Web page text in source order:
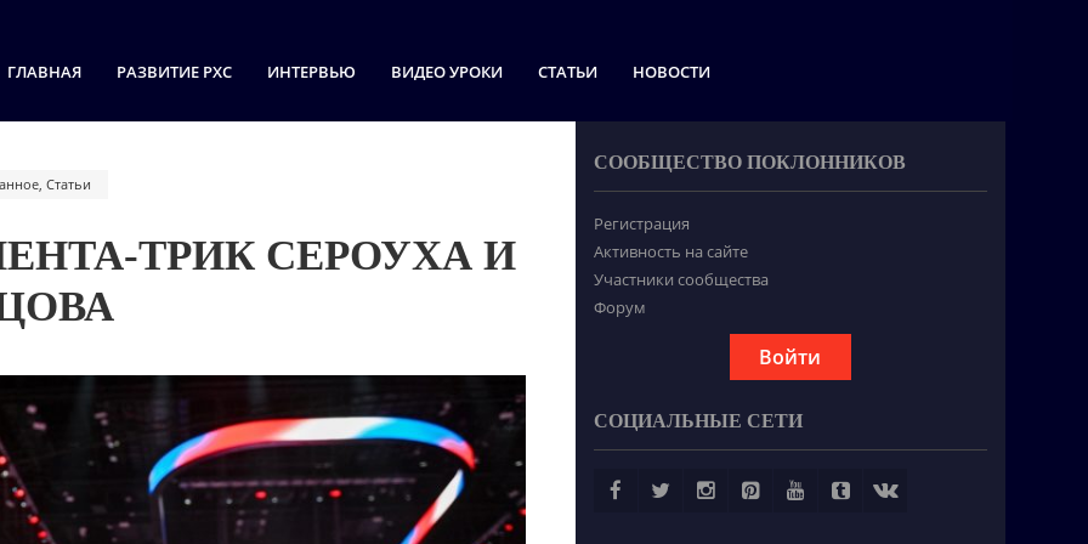
ГЛАВНАЯ РАЗВИТИЕ РХС ИНТЕРВЬЮ ВИДЕО УРОКИ СТАТЬИ НОВОСТИ
, Статьи
ТРИК СЕРОУХА И
СООБЩЕСТВО ПОКЛОННИКОВ
Регистрация
Активность на сайте
Участники сообщества
Форум
Войти
СОЦИАЛЬНЫЕ СЕТИ